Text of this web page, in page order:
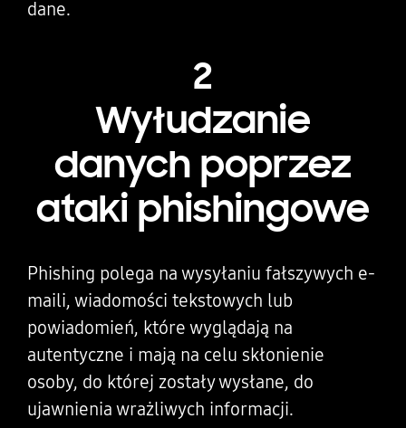
dane.
2
Wyłudzanie
danych poprzez
ataki phishingowe
Phishing polega na wysyłaniu fałszywych e-
maili, wiadomości tekstowych lub
powiadomień, które wyglądają na
autentyczne i mają na celu skłonienie
osoby, do której zostały wysłane, do
ujawnienia wrażliwych informacji.